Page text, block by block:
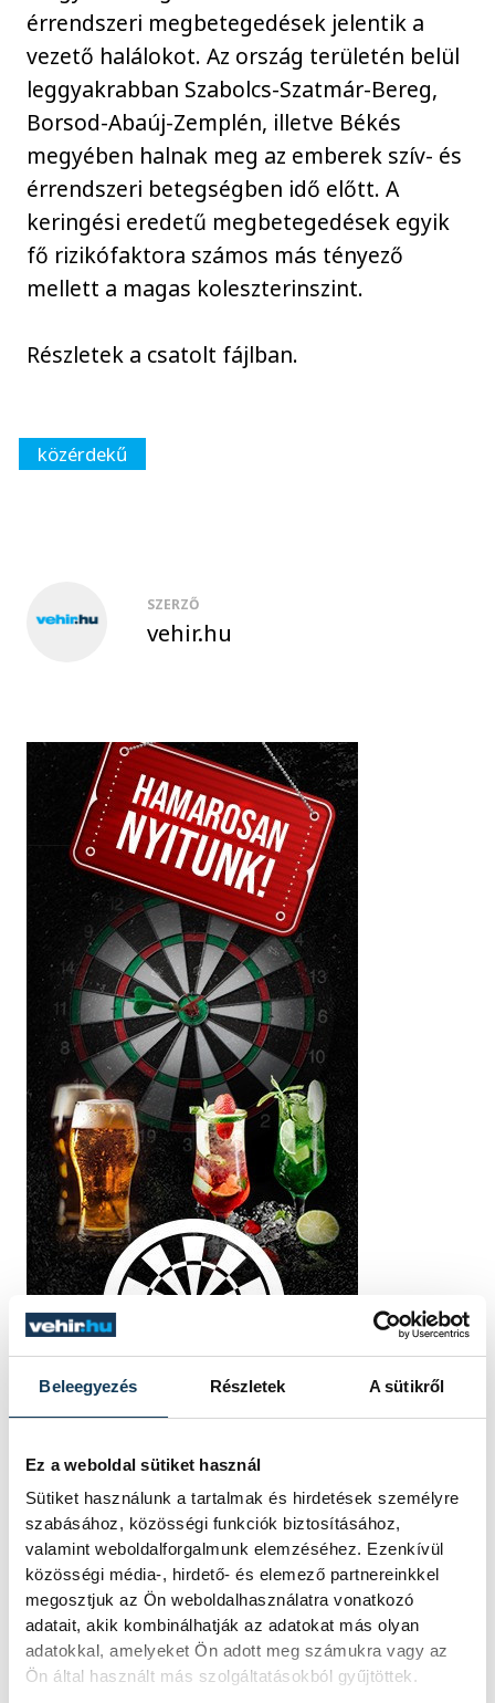
Beleegyezés Részletek A sütikről
Ez a weboldal sütiket használ
Sütiket használunk a tartalmak és hirdetések személyre
szabásához, közösségi funkciók biztosításához,
valamint weboldalforgalmunk elemzéséhez. Ezenkívül
közösségi média-, hirdető- és elemező partnereinkkel
megosztjuk az Ön weboldalhasználatra vonatkozó
adatait, akik kombinálhatják az adatokat más olyan
adatokkal, amelyeket Ön adott meg számukra vagy az
Ön által használt más szolgáltatásokból gyűjtöttek.
érrendszeri megbetegedések jelentik a
vezető halálokot. Az ország területén belül
leggyakrabban Szabolcs-Szatmár-Bereg,
Borsod-Abaúj-Zemplén, illetve Békés
megyében halnak meg az emberek szív- és
érrendszeri betegségben idő előtt. A
keringési eredetű megbetegedések egyik
fő rizikófaktora számos más tényező
mellett a magas koleszterinszint.
Részletek a csatolt fájlban.
közérdekű
SZERZŐ
vehir.hu
TOVÁBBI CIKKEK
KÖZÉRDEKŰ
Ideiglenes
forgalomkorlátozás a
Jókai utcában